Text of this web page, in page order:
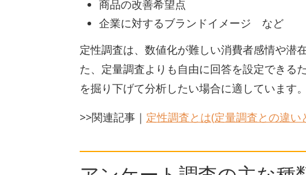
商品の改善希望点
企業に対するブランドイメージ など
定性調査は、数値化が難しい消費者感情や潜
た、定量調査よりも自由に回答を設定できる
を掘り下げて分析したい場合に適しています。
>>関連記事｜ 定性調査とは(定量調査との違